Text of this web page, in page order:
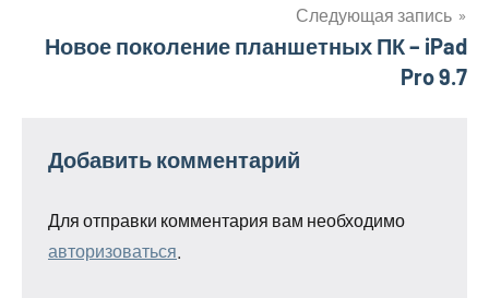
Следующая запись
Новое поколение планшетных ПК – iPad
Pro 9.7
Добавить комментарий
Для отправки комментария вам необходимо
авторизоваться